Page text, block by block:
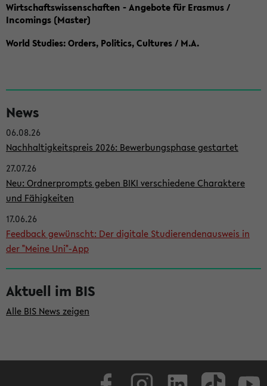
Wirtschaftswissenschaften - Angebote für Erasmus /
Incomings (Master)
World Studies: Orders, Politics, Cultures / M.A.
e
i
t
e
n
l
e
i
s
t
e
News
06.08.26
Nachhaltigkeitspreis 2026: Bewerbungsphase gestartet
27.07.26
Neu: Ordnerprompts geben BIKI verschiedene Charaktere
und Fähigkeiten
17.06.26
Feedback gewünscht: Der digitale Studierendenausweis in
der "Meine Uni"-App
Aktuell im BIS
Alle BIS News zeigen